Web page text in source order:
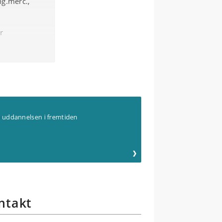
eller
i fremtiden